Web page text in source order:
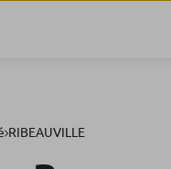
RIBEAUVILLE